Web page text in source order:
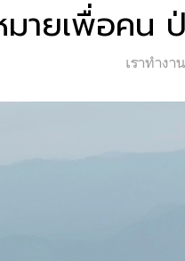
ายเพื่อคน
เราทำงา